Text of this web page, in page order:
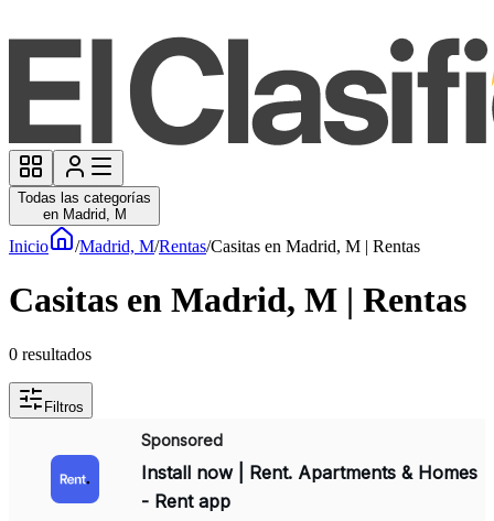
Todas las categorías
en Madrid, M
Inicio /Madrid, M/Rentas/Casitas en Madrid, M | Rentas
Casitas en Madrid, M | Rentas
0 resultados
Filtros